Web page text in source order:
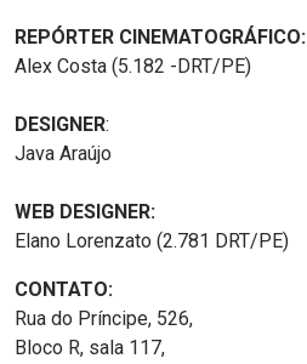
REPÓRTER CINEMATOGRÁFICO:
Alex Costa (5.182 -DRT/PE)
DESIGNER:
Java Araújo
WEB DESIGNER:
Elano Lorenzato (2.781 DRT/PE)
CONTATO:
Rua do Príncipe, 526,
Bloco R, sala 117,